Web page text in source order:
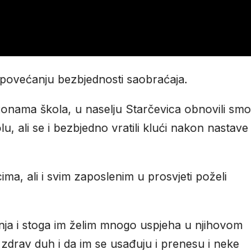
bezbjednosti saobraćaja.
škola, u naselju Starčevica obnovili smo
ali se i bezbjedno vratili klući nakon nastave
ali i svim zaposlenim u prosvjeti poželi
i stoga im želim mnogo uspjeha u njihovom
duh i da im se usađuju i prenesu i neke